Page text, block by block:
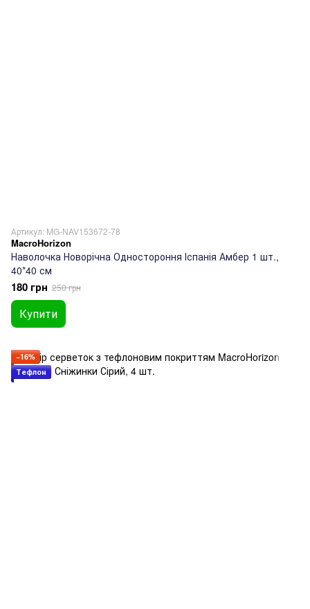
Артикул: MG-NAV153672-78
MacroHorizon
Наволочка Новорічна Одностороння Іспанія Амбер 1 шт.,
40*40 см
180 грн 250 грн
Купити
−16%
Тефлон